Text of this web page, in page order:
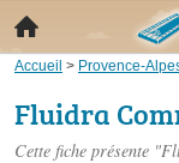
Accueil > Provence-
Fluidra
Cette fiche présente